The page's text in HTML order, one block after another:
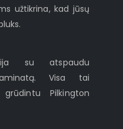
užtikrina, kad jūsų
su atspaudu
Visa tai
Pilkington